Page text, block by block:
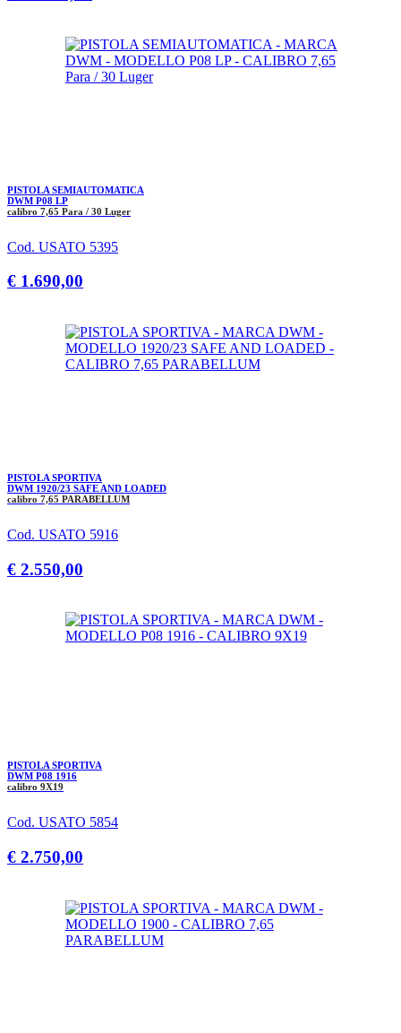
PISTOLA SEMIAUTOMATICA
DWM P08 LP
calibro 7,65 Para / 30 Luger
Cod. USATO 5395
€ 1.690,00
PISTOLA SPORTIVA
DWM 1920/23 SAFE AND LOADED
calibro 7,65 PARABELLUM
Cod. USATO 5916
€ 2.550,00
PISTOLA SPORTIVA
DWM P08 1916
calibro 9X19
Cod. USATO 5854
€ 2.750,00